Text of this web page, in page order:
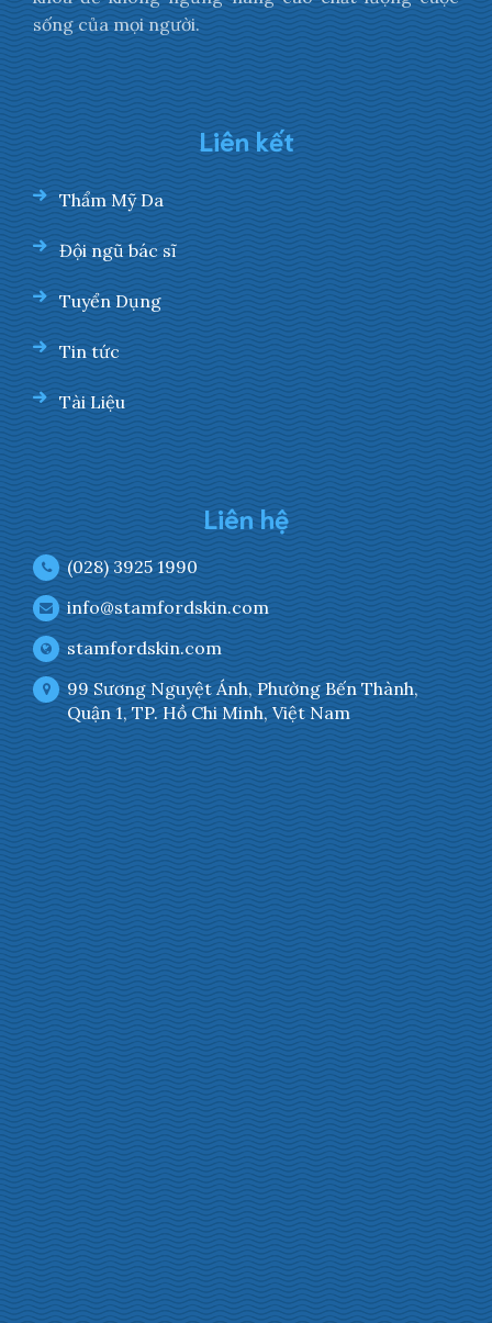
sống của mọi người.
Liên kết
Thẩm Mỹ Da
Đội ngũ bác sĩ
Tuyển Dụng
Tin tức
Tài Liệu
Liên hệ
(028) 3925 1990
info@stamfordskin.com
stamfordskin.com
99 Sương Nguyệt Ánh, Phường Bến Thành,
Quận 1, TP. Hồ Chi Minh, Việt Nam